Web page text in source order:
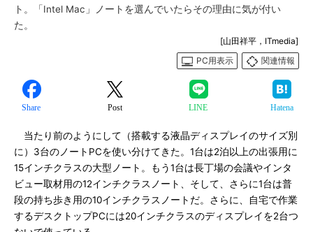
ト。「Intel Mac」ノートを選んでいたらその理由に気が付い
た。
[山田祥平，ITmedia]
PC用表示
関連情報
Share Post LINE Hatena
当たり前のようにして（搭載する液晶ディスプレイのサイズ別
に）3台のノートPCを使い分けてきた。1台は2泊以上の出張用に
15インチクラスの大型ノート。もう1台は長丁場の会議やインタ
ビュー取材用の12インチクラスノート、そして、さらに1台は普
段の持ち歩き用の10インチクラスノートだ。さらに、自宅で作業
するデスクトップPCには20インチクラスのディスプレイを2台つ